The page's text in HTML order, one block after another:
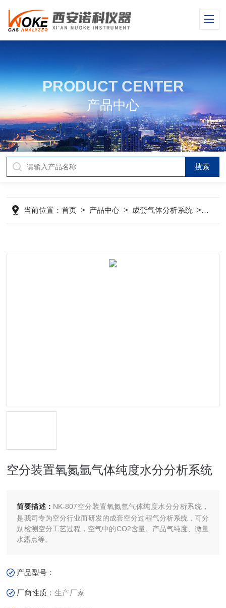
PRODUCT CENTER
产品中心
当前位置：首页 > 产品中心 > 成套气体分析系统 > 空分
空分装置氧氮氩气体纯度水分分析系统
简要描述： NK-807空分装置氧氮氩气体纯度水分分析系统，
是我司专为空分行业而研发的成套空分过程气分析系统，可分
别检测空分工艺过程，空气中的CO2含量、产品气纯度、微量
水露点等。
产品型号：
厂商性质：生产厂家